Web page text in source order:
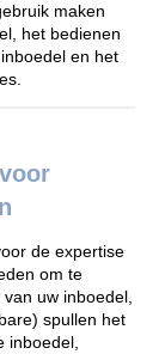
maken
het bedienen
en het
de expertise
om te
uw inboedel,
spullen het
inboedel,